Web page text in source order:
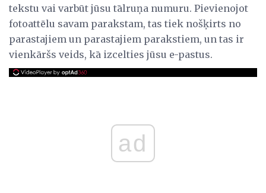
tekstu vai varbūt jūsu tālruņa numuru. Pievienojot
fotoattēlu savam parakstam, tas tiek nošķirts no
parastajiem un parastajiem parakstiem, un tas ir
vienkāršs veids, kā izcelties jūsu e-pastus.
ad